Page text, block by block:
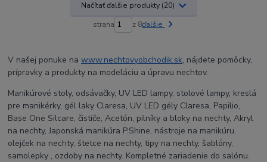
Načítať ďalšie produkty (20)
strana z 8ďalšie
V našej ponuke nawww.nechtovyobchodik.sk, nájdete pomôcky,
prípravky a produkty na modeláciu a úpravu nechtov.
Manikúrové stoly, odsávačky, UV LED lampy, stolové lampy, kreslá
pre manikérky, gél laky Claresa, UV LED gély Claresa, Papilio,
Base One Silcare, čističe, Acetón, pilníky a bloky na nechty, Akryl
na nechty, Japonská manikúra P.Shine, nástroje na manikúru,
olejček na nechty, štetce na nechty, tipy na nechty, šablóny,
samolepky , ozdoby na nechty. Kompletné zariadenie do salónu.